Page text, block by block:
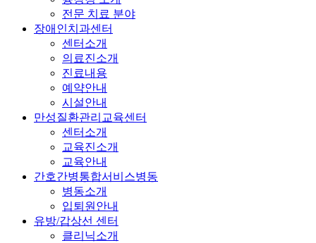
전문 치료 분야
장애인치과센터
센터소개
의료진소개
진료내용
예약안내
시설안내
만성질환관리교육센터
센터소개
교육진소개
교육안내
간호간병통합서비스병동
병동소개
입퇴원안내
유방/갑상선 센터
클리닉소개